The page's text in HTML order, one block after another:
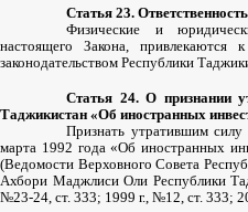
Статья 23. Ответственность
Физические
и
настоящего
Закона, привлекаются к
законодательством Республики
Статья 24.О признании
Таджикистан «Об иностранных
Признать утратившим силу
марта 1992 года«Об иностранных
(Ведомости Верховного Совета
Ахбори Маджлиси Оли Республики
№23-24, ст. 333; 1999 г., №12, ст. 333;